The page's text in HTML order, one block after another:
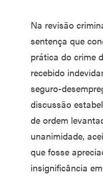
Na revisão
sentença que
prática do crime
recebido
seguro-
discussão
de ordem
unanimidade,
que fosse
insignificância